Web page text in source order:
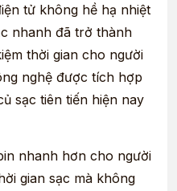
tử không hề hạ nhiệt
nhanh đã trở thành
thời gian cho người
nghệ được tích hợp
sạc tiên tiến hiện nay
nhanh hơn cho người
gian sạc mà không